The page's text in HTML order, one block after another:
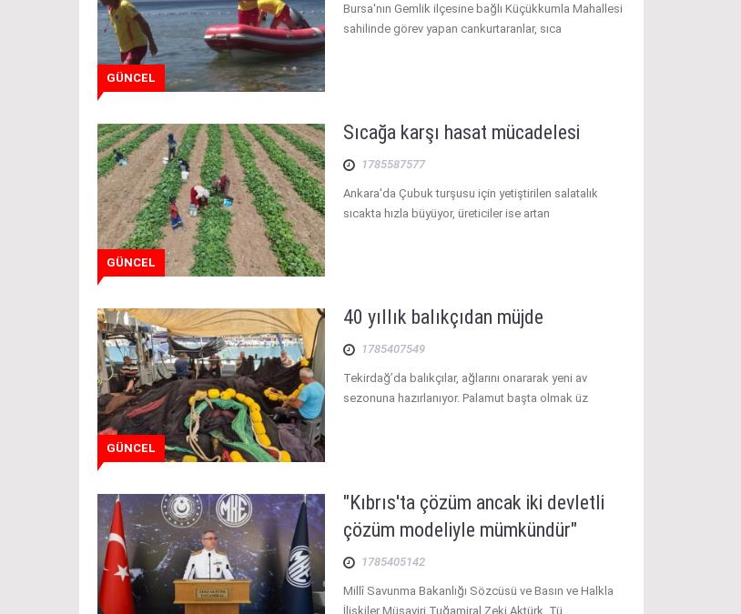
GÜNCEL
Bursa'nın Gemlik ilçesine bağlı Küçükkumla Mahallesi
sahilinde görev yapan cankurtaranlar, sıca
GÜNCEL
Sıcağa karşı hasat mücadelesi
1785587577
Ankara'da Çubuk turşusu için yetiştirilen salatalık
sıcakta hızla büyüyor, üreticiler ise artan
GÜNCEL
40 yıllık balıkçıdan müjde
1785407549
Tekirdağ’da balıkçılar, ağlarını onararak yeni av
sezonuna hazırlanıyor. Palamut başta olmak üz
"Kıbrıs'ta çözüm ancak iki devletli
çözüm modeliyle mümkündür"
1785405142
Millî Savunma Bakanlığı Sözcüsü ve Basın ve Halkla
İlişkiler Müşaviri Tuğamiral Zeki Aktürk, Tü